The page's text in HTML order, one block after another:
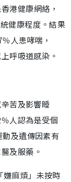
港健康網絡，
健康程度。結果
人患哮喘，
呼吸道感染。
苦及影響睡
人認為是受個
及遺傳因素有
及服藥。
麻煩」未按時